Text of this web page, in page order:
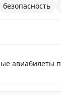
безопасность
авиабилеты